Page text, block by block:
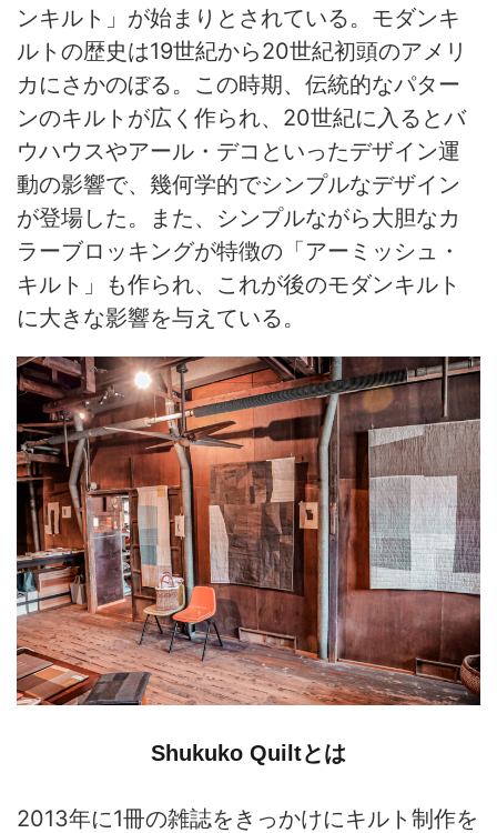
ンキルト」が始まりとされている。モダンキ
ルトの歴史は19世紀から20世紀初頭のアメリ
カにさかのぼる。この時期、伝統的なパター
ンのキルトが広く作られ、20世紀に入るとバ
ウハウスやアール・デコといったデザイン運
動の影響で、幾何学的でシンプルなデザイン
が登場した。また、シンプルながら大胆なカ
ラーブロッキングが特徴の「アーミッシュ・
キルト」も作られ、これが後のモダンキルト
に大きな影響を与えている。
Shukuko Quiltとは
2013年に1冊の雑誌をきっかけにキルト制作を